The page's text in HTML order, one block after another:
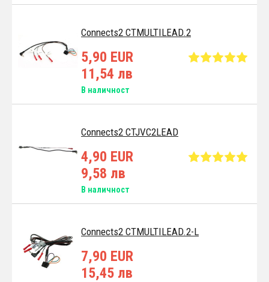
Connects2 CTMULTILEAD.2
5,90 EUR
11,54 лв
В наличност
Connects2 CTJVC2LEAD
4,90 EUR
9,58 лв
В наличност
Connects2 CTMULTILEAD.2-L
7,90 EUR
15,45 лв